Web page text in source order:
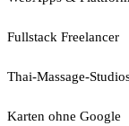
Fullstack Freelancer
Thai-Massage-
Karten ohne Google